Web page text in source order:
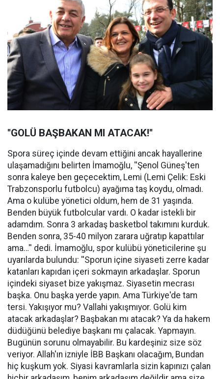
''GOLÜ BAŞBAKAN MI ATACAK!''
Spora süreç içinde devam ettiğini ancak hayallerine
ulaşamadığını belirten İmamoğlu, ''Şenol Güneş'ten
sonra kaleye ben geçecektim, Lemi (Lemi Çelik: Eski
Trabzonsporlu futbolcu) ayağıma taş koydu, olmadı.
Ama o kulübe yönetici oldum, hem de 31 yaşında.
Benden büyük futbolcular vardı. O kadar istekli bir
adamdım. Sonra 3 arkadaş basketbol takımını kurduk.
Benden sonra, 35-40 milyon zarara uğratıp kapattılar
ama…'' dedi. İmamoğlu, spor kulübü yöneticilerine şu
uyarılarda bulundu: ''Sporun içine siyaseti zerre kadar
katanları kapıdan içeri sokmayın arkadaşlar. Sporun
içindeki siyaset bize yakışmaz. Siyasetin mecrası
başka. Onu başka yerde yapın. Ama Türkiye'de tam
tersi. Yakışıyor mu? Vallahi yakışmıyor. Golü kim
atacak arkadaşlar? Başbakan mı atacak? Ya da hakem
düdüğünü belediye başkanı mı çalacak. Yapmayın.
Bugünün sorunu olmayabilir. Bu kardeşiniz size söz
veriyor. Allah'ın izniyle İBB Başkanı olacağım, Bundan
hiç kuşkum yok. Siyasi kavramlarla sizin kapınızı çalan